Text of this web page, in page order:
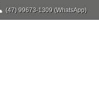
(47) 99673-1309 (WhatsApp)